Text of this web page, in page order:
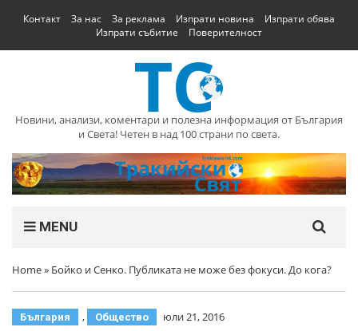
Контакт За нас За реклама Изпрати новина
Изпрати обява
Изпрати събитие
Поверителност
Новини, анализи, коментари и полезна информация от България
и Света! Четен в над 100 страни по света.
MENU
Home» Бойко и Сенко. Публиката не може без фокуси. До кога?
България , Общество юли 21, 2016